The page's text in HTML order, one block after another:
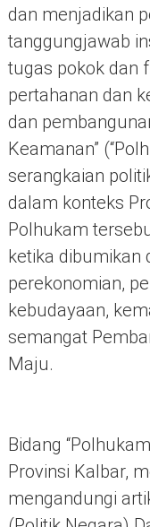
dan menjadikan
tanggungjawab
tugas pokok dan
pertahanan dan
dan
Keamanan”
serangkaian
dalam konteks
Polhukam
ketika dibumikan
perekonomian,
kebudayaan,
semangat
Maju.
Bidang
Provinsi Kalbar,
mengandungi